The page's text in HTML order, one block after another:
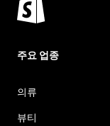
주요 업종
의류
뷰티